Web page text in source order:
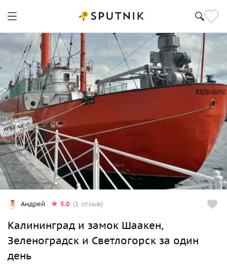
Андрей 5.0 (1 отзыв)
Калининград и замок Шаакен,
Зеленоградск и Светлогорск за один
день